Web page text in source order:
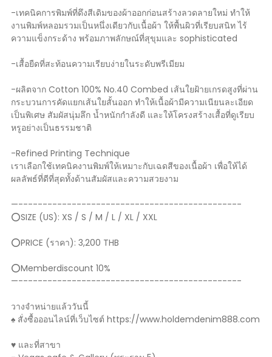
-เทคนิคการพิมพ์ที่ดึงสีเดิมของผ้าออกก่อนสร้างลวดลายใหม่ ทำให้
งานพิมพ์หลอมรวมเป็นหนึ่งเดียวกับเนื้อผ้า ให้พื้นผิวที่เรียบสนิท ไร้
ความแข็งกระด้าง พร้อมภาพลักษณ์ที่สุขุมและ sophisticated
-เสื้อยืดที่สะท้อนความเรียบง่ายในระดับพรีเมียม
-ผลิตจาก Cotton 100% No.40 Combed เส้นใยฝ้ายเกรดสูงที่ผ่าน
กระบวนการคัดแยกเส้นใยสั้นออก ทำให้เนื้อผ้ามีความเนียนละเอียด
เป็นพิเศษ สัมผัสนุ่มลึก น้ำหนักกำลังดี และให้โครงสร้างเสื้อที่ดูเรียบ
หรูอย่างเป็นธรรมชาติ
-Refined Printing Technique
เราเลือกใช้เทคนิคงานพิมพ์ให้เหมาะกับเฉดสีของเนื้อผ้า เพื่อให้ได้
ผลลัพธ์ที่ดีที่สุดทั้งด้านสัมผัสและความสวยงาม
—----------------------------------------------
⭕️SIZE (US): XS / S / M / L / XL / XXL
⭕️PRICE (ราคา): 3,200 THB
⭕️Memberdiscount 10%
—----------------------------------------------
วางจำหน่ายแล้ววันนี้
♠️ สั่งซื้อออนไลน์ที่เว็บไซต์ https://www.holdemdenim888.com
♥️ และที่สาขา